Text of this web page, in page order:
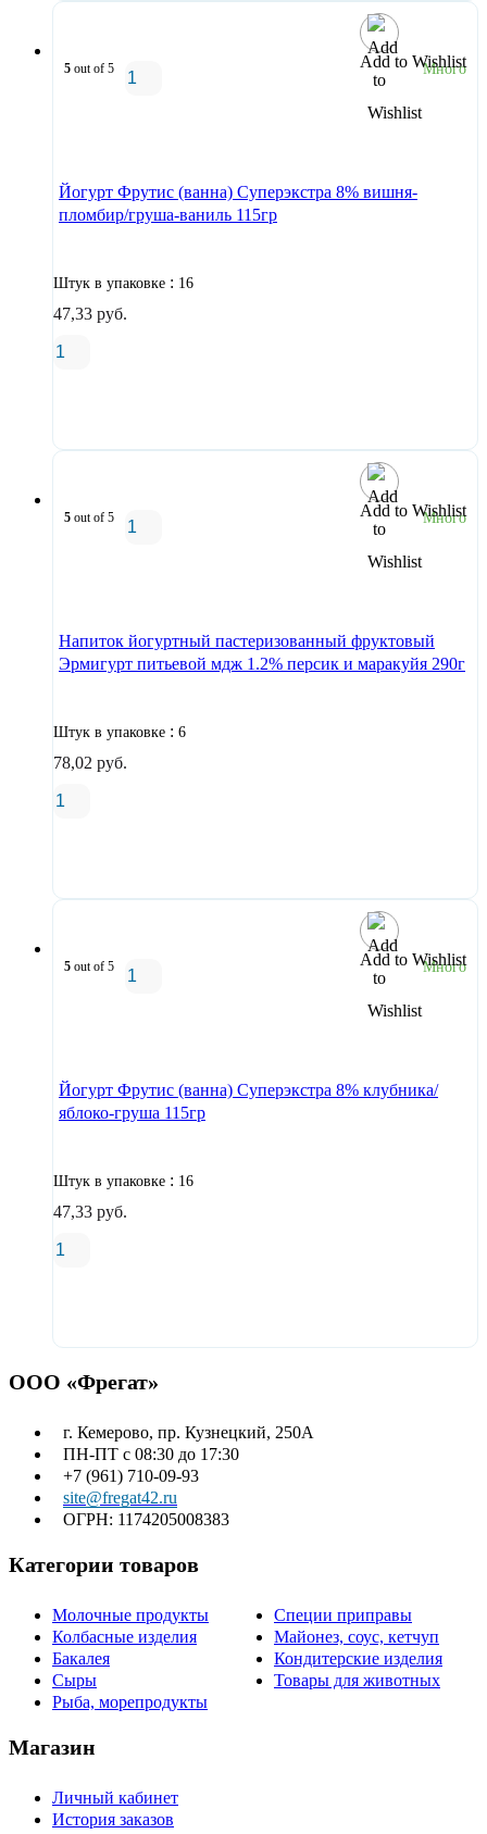
Add to Wishlist
5 out of 5 Много
Йогурт Фрутис (ванна) Суперэкстра 8% вишня-
пломбир/груша-ваниль 115гр
Штук в упаковке : 16
47,33 руб.
Add to Wishlist
5 out of 5 Много
Напиток йогуртный пастеризованный фруктовый
Эрмигурт питьевой мдж 1.2% персик и маракуйя 290г
Штук в упаковке : 6
78,02 руб.
Add to Wishlist
5 out of 5 Много
Йогурт Фрутис (ванна) Суперэкстра 8% клубника/
яблоко-груша 115гр
Штук в упаковке : 16
47,33 руб.
ООО «Фрегат»
г. Кемерово, пр. Кузнецкий, 250А
ПН-ПТ с 08:30 до 17:30
+7 (961) 710-09-93
site@fregat42.ru
ОГРН: 1174205008383
Категории товаров
Молочные продукты
Колбасные изделия
Бакалея
Сыры
Рыба, морепродукты
Специи приправы
Майонез, соус, кетчуп
Кондитерские изделия
Товары для животных
Магазин
Личный кабинет
История заказов